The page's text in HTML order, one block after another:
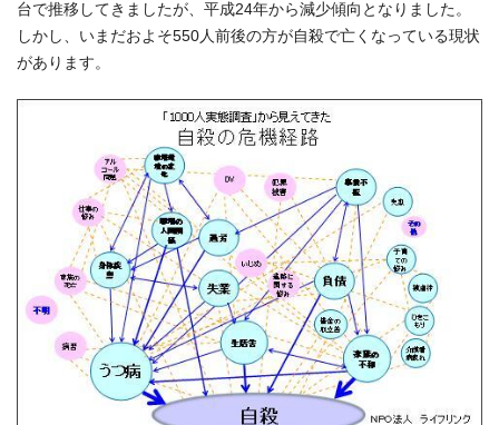
台で推移してきましたが、平成24年から減少傾向となりました。
しかし、いまだおよそ550人前後の方が自殺で亡くなっている現状
があります。